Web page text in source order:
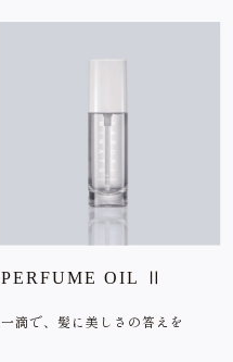
PERFUME OIL Ⅱ
一滴で、髪に美しさの答えを